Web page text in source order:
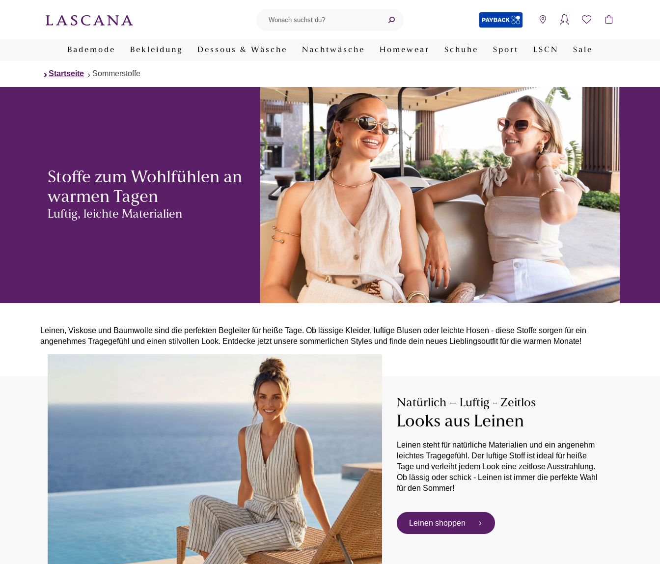
Bademode Bekleidung Dessous & Wäsche Nachtwäsche Homewear Schuhe Sport LSCN Sale
Startseite Sommerstoffe
Stoffe zum Wohlfühlen an
warmen Tagen
Luftig, leichte Materialien
Leinen, Viskose und Baumwolle sind die perfekten Begleiter für heiße Tage. Ob lässige Kleider, luftige Blusen oder leichte Hosen - diese Stoffe sorgen für ein
angenehmes Tragegefühl und einen stilvollen Look. Entdecke jetzt unsere sommerlichen Styles und finde dein neues Lieblingsoutfit für die warmen Monate!
Natürlich – Luftig - Zeitlos
Looks aus Leinen
Leinen steht für natürliche Materialien und ein angenehm
leichtes Tragegefühl. Der luftige Stoff ist ideal für heiße
Tage und verleiht jedem Look eine zeitlose Ausstrahlung.
Ob lässig oder schick - Leinen ist immer die perfekte Wahl
für den Sommer!
Leinen shoppen